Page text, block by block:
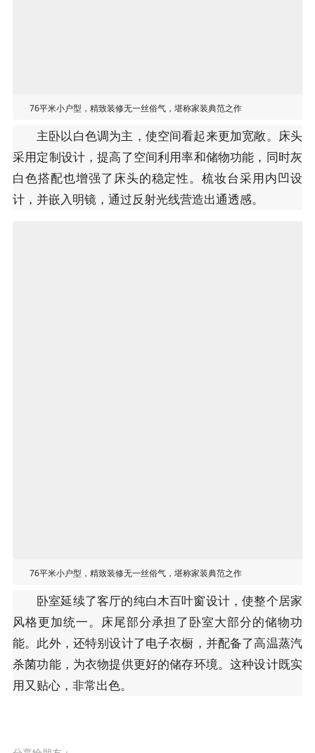
76平米小户型，精致装修无一丝俗气，堪称家装典范之作
主卧以白色调为主，使空间看起来更加宽敞。床头
采用定制设计，提高了空间利用率和储物功能，同时灰
白色搭配也增强了床头的稳定性。梳妆台采用内凹设
计，并嵌入明镜，通过反射光线营造出通透感。
76平米小户型，精致装修无一丝俗气，堪称家装典范之作
卧室延续了客厅的纯白木百叶窗设计，使整个居家
风格更加统一。床尾部分承担了卧室大部分的储物功
能。此外，还特别设计了电子衣橱，并配备了高温蒸汽
杀菌功能，为衣物提供更好的储存环境。这种设计既实
用又贴心，非常出色。